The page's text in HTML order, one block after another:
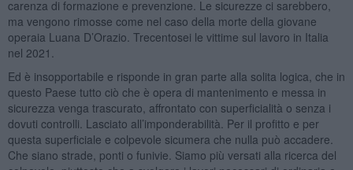
carenza di formazione e prevenzione. Le sicurezze ci sarebbero,
ma vengono rimosse come nel caso della morte della giovane
operaia Luana D’Orazio. Trecentosei le vittime sul lavoro in Italia
nel 2021.
Ed è insopportabile e risponde in gran parte alla solita logica, che in
questo Paese tutto ciò che è opera di mantenimento e messa in
sicurezza venga trascurato, affrontato con superficialità o senza i
dovuti controlli. Lasciato all’imponderabilità. Per il profitto e per
questa superficiale e colpevole sicumera che nulla può accadere.
Che siano strade, ponti o funivie. Siamo più versati alla ricerca del